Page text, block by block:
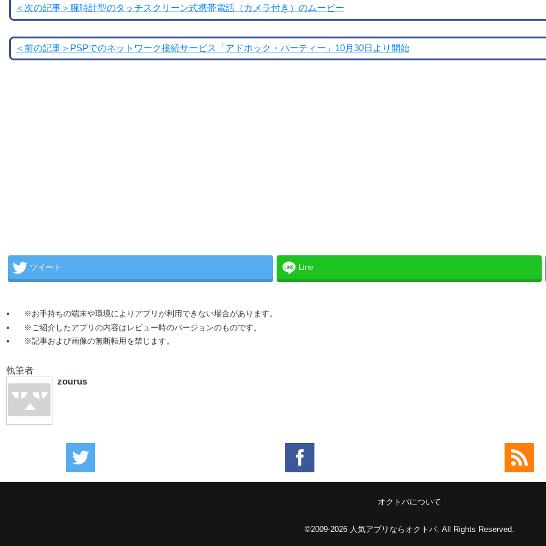
＜次の記事＞腕時計型のタッチスクリーン式携帯電話（カメラ付き）のムービー
＜前の記事＞PSPでのネットワーク接続サービス「アドホック・パーティー」10月30日より開始
ツイート Line
※お手持ちの端末や環境によりアプリが利用できない場合があります。
※ご紹介したアプリの内容はレビュー時のバージョンのものです。
※記事および画像の無断転用を禁じます。
執筆者
zourus
オクトバについて
©2009-2026 人気アプリならオクトバ. All Rights Reserved.